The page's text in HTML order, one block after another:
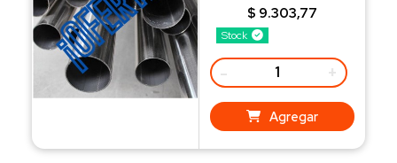
Stock
$ 9.303,77
- +
Agregar